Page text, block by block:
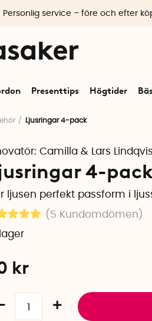
Presenttips Högtider
Personlig service – före och efter
Ljusringar 4-pack
Camilla & Lars
4-
ljusen perfekt passform i
(5 Kundomdömen )
kr